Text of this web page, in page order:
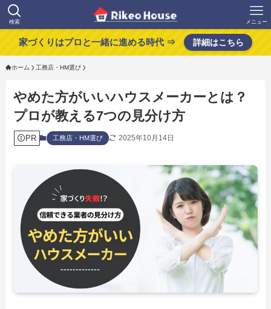
検索 メニュー
家づくりはプロと一緒に進める時代 ⇒ 詳細はこちら
ホーム 工務店・HM選び
やめた方がいいハウスメーカーとは？
プロが教える7つの見分け方
PR 工務店・HM選び 2025年10月14日